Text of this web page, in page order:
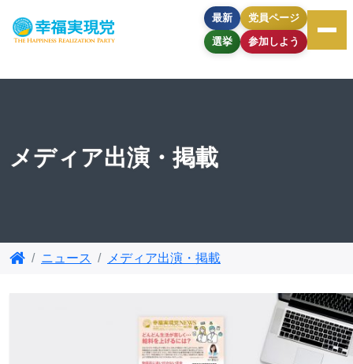
最新
選挙
党員ページ
参加しよう
メディア出演・掲載
ニュース メディア出演・掲載